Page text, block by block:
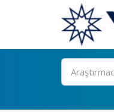
Ara